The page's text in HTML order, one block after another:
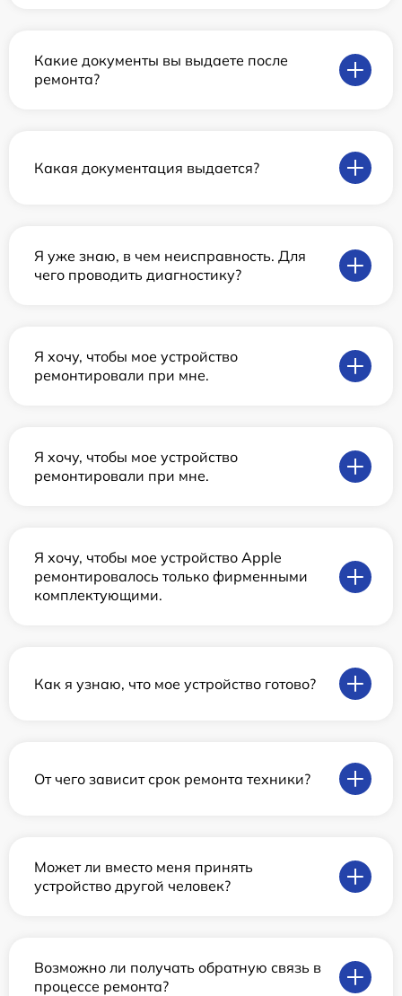
Какие документы вы выдаете после
ремонта?
Какая документация выдается?
Я уже знаю, в чем неисправность. Для
чего проводить диагностику?
Я хочу, чтобы мое устройство
ремонтировали при мне.
Я хочу, чтобы мое устройство
ремонтировали при мне.
Я хочу, чтобы мое устройство Apple
ремонтировалось только фирменными
комплектующими.
Как я узнаю, что мое устройство готово?
От чего зависит срок ремонта техники?
Может ли вместо меня принять
устройство другой человек?
Возможно ли получать обратную связь в
процессе ремонта?